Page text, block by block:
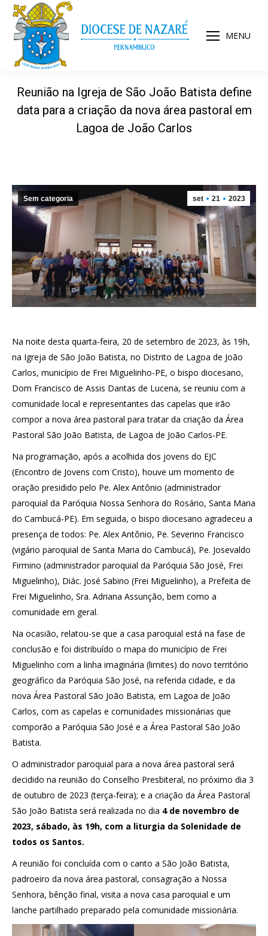
MENU
Reunião na Igreja de São João Batista define
data para a criação da nova área pastoral em
Lagoa de João Carlos
set 21 2023
Sem categoria
Na noite desta quarta-feira, 20 de setembro de 2023, às 19h,
na Igreja de São João Batista, no Distrito de Lagoa de João
Carlos, município de Frei Miguelinho-PE, o bispo diocesano,
Dom Francisco de Assis Dantas de Lucena, se reuniu com a
comunidade local e representantes das capelas que irão
compor a nova área pastoral para tratar da criação da Área
Pastoral São João Batista, de Lagoa de João Carlos-PE.
Na programação, após a acolhida dos jovens do EJC
(Encontro de Jovens com Cristo), houve um momento de
oração presidido pelo Pe. Alex Antônio (administrador
paroquial da Paróquia Nossa Senhora do Rosário, Santa Maria
do Cambucá-PE). Em seguida, o bispo diocesano agradeceu a
presença de todos: Pe. Alex Antônio, Pe. Severino Francisco
(vigário paroquial de Santa Maria do Cambucá), Pe. Josevaldo
Firmino (administrador paroquial da Paróquia São José, Frei
Miguelinho), Diác. José Sabino (Frei Miguelinho), a Prefeita de
Frei Miguelinho, Sra. Adriana Assunção, bem como a
comunidade em geral.
Na ocasião, relatou-se que a casa paroquial está na fase de
conclusão e foi distribuído o mapa do município de Frei
Miguelinho com a linha imaginária (limites) do novo território
geográfico da Paróquia São José, na referida cidade, e da
nova Área Pastoral São João Batista, em Lagoa de João
Carlos, com as capelas e comunidades missionárias que
comporão a Paróquia São José e a Área Pastoral São João
Batista.
O administrador paroquial para a nova área pastoral será
decidido na reunião do Conselho Presbiteral, no próximo dia 3
de outubro de 2023 (terça-feira); e a criação da Área Pastoral
São João Batista será realizada no dia 4 de novembro de
2023, sábado, às 19h, com a liturgia da Solenidade de
todos os Santos.
A reunião foi concluída com o canto a São João Batista,
padroeiro da nova área pastoral, consagração a Nossa
Senhora, bênção final, visita a nova casa paroquial e um
lanche partilhado preparado pela comunidade missionária.